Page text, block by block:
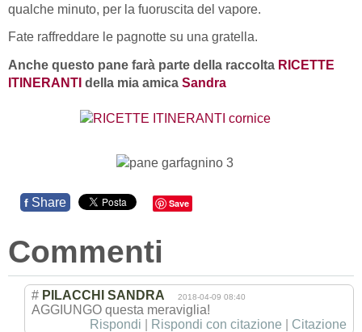
qualche minuto, per la fuoruscita del vapore.
Fate raffreddare le pagnotte su una gratella.
Anche questo pane farà parte della raccolta RICETTE
ITINERANTI della mia amica Sandra
f Share Save
Commenti
# PILACCHI SANDRA 2018-04-09 08:40
AGGIUNGO questa meraviglia!
Rispondi
Rispondi con citazione Citazione